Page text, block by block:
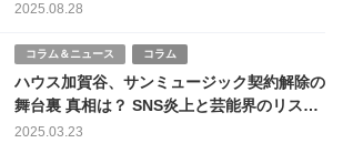
2025.08.28
コラム＆ニュース コラム
ハウス加賀谷、サンミュージック契約解除の
舞台裏 真相は？ SNS炎上と芸能界のリスク
管理
2025.03.23